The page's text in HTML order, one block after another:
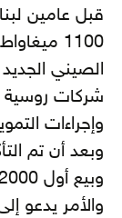
قبل عامين
الصيني
شركات روسية
وبعد أن تم
وبيع أول 2000 طن يورانيوم عام 2012.
والأمر يدعو